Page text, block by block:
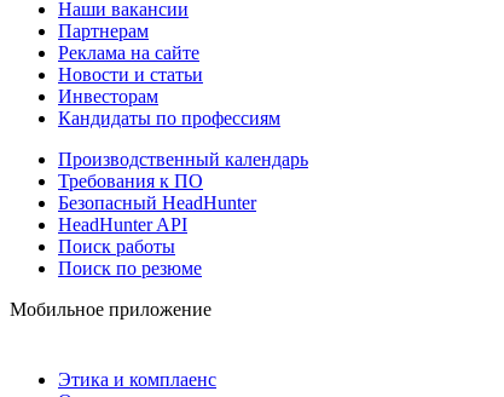
Наши вакансии
Партнерам
Реклама на сайте
Новости и статьи
Инвесторам
Кандидаты по профессиям
Производственный календарь
Требования к ПО
Безопасный HeadHunter
HeadHunter API
Поиск работы
Поиск по резюме
Мобильное приложение
Этика и комплаенс